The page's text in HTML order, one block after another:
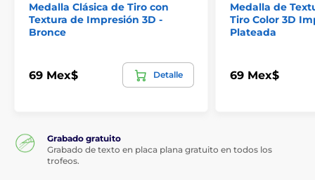
Medalla Clásica de Tiro con
Textura de Impresión 3D -
Bronce
69 Mex$ Detalle
Medalla de
Tiro Color 3D
Plateada
69 Mex$
Grabado gratuito
Grabado de texto en placa plana gratuito en todos los
trofeos.